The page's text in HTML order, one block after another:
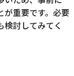
が重要です。必要
検討してみてく